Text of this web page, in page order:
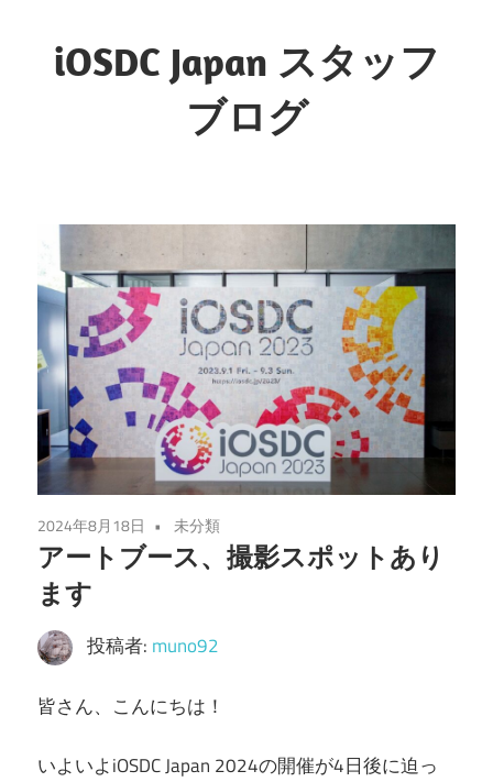
ッ
プ
iOSDC Japan スタッフ
ブログ
2024年8月18日 未分類
アートブース、撮影スポットあり
ます
投稿者: muno92
皆さん、こんにちは！
いよいよiOSDC Japan 2024の開催が4日後に迫っ